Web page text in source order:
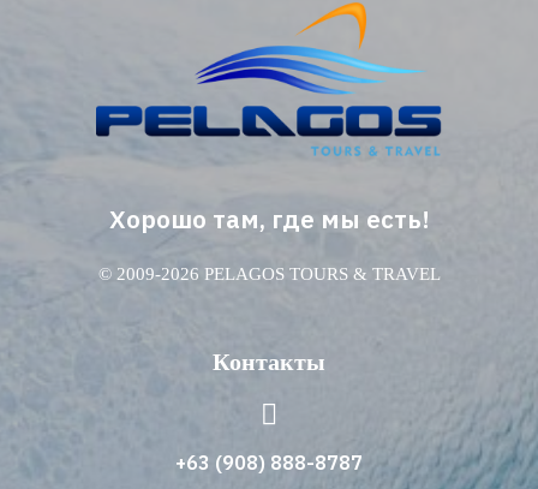
Хорошо там, где мы есть!
© 2009-2026 PELAGOS TOURS & TRAVEL
Контакты
+63 (908) 888-8787